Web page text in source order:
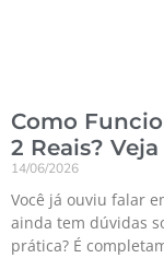
Como
2 Reais?
14/06/2026
Você já ouviu falar
ainda tem dúvidas
prática? É